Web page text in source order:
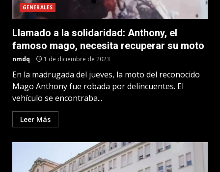
GENERALES
Llamado a la solidaridad: Anthony, el
famoso mago, necesita recuperar su moto
nmdq 1 de diciembre de 2023
En la madrugada del jueves, la moto del reconocido
Mago Anthony fue robada por delincuentes. El
vehículo se encontraba...
Leer Más